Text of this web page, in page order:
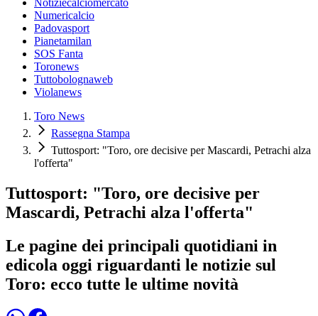
Notiziecalciomercato
Numericalcio
Padovasport
Pianetamilan
SOS Fanta
Toronews
Tuttobolognaweb
Violanews
Toro News
Rassegna Stampa
Tuttosport: "Toro, ore decisive per Mascardi, Petrachi alza
l'offerta"
Tuttosport: "Toro, ore decisive per
Mascardi, Petrachi alza l'offerta"
Le pagine dei principali quotidiani in
edicola oggi riguardanti le notizie sul
Toro: ecco tutte le ultime novità